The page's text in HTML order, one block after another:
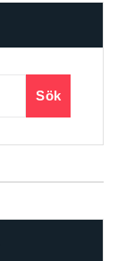
Sök